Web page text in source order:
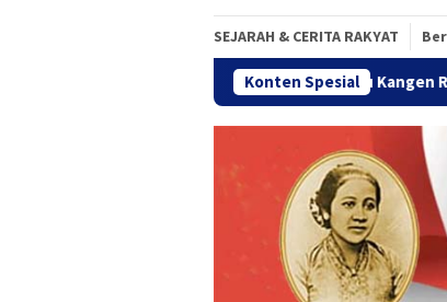
SEJARAH & CERITA RAKYAT
Konten Spesial
Jalan Sehat Temu Kangen Reuni Akbar